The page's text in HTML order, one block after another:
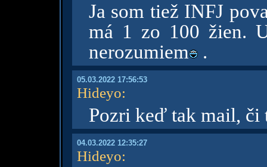
Ja som tiež INFJ
má 1 zo 100 žien.
nerozumiem .
05.03.2022 17:56:53
Hideyo:
Pozri keď tak mail, či
04.03.2022 12:35:27
Hideyo: